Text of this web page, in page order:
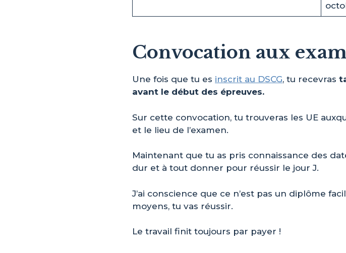
Convocation aux
Une fois que tu es inscrit au DSCG, tu recevras
avant le début des épreuves.
Sur cette convocation, tu trouveras les UE
et le lieu de l’examen.
Maintenant que tu as pris connaissance des
dur et à tout donner pour réussir le jour J.
J’ai conscience que ce n’est pas un diplôme
moyens, tu vas réussir.
Le travail finit toujours par payer !